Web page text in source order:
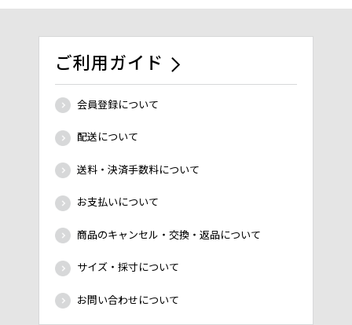
ご利用ガイド
会員登録について
配送について
送料・決済手数料について
お支払いについて
商品のキャンセル・交換・返品について
サイズ・採寸について
お問い合わせについて